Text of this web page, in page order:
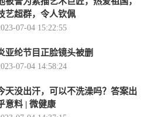
艺超群，令人钦佩
07-04 15:22:55
亚纶节目正脸镜头被删
07-04 14:58:24
天没出汗，可以不洗澡吗？答案出
意料 | 微健康